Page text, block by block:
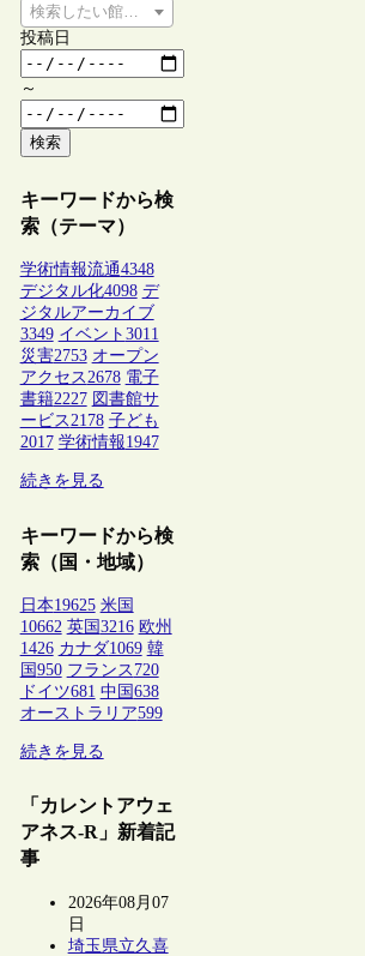
検索したい館種を選択してください
投稿日
～
検索
キーワードから検
索（テーマ）
学術情報流通4348
デジタル化4098 デ
ジタルアーカイブ
3349 イベント 3011
災害2753 オープン
アクセス2678 電子
書籍2227 図書館サ
ービス2178 子ども
2017 学術情報1947
続きを見る
キーワードから検
索（国・地域）
日本19625 米国
10662 英国 3216 欧州
1426 カナダ1069 韓
国 950 フランス 720
ドイツ681 中国 638
オーストラリア599
続きを見る
「カレントアウェ
アネス-R」新着記
事
2026年08月07
日
埼玉県立久喜